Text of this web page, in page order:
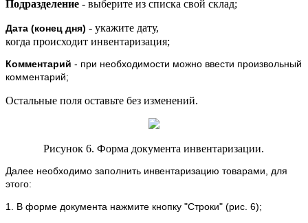
Подразделение - выберите из списка свой склад;
Дата (конец дня) - укажите дату,
когда происходит инвентаризация;
Комментарий - при необходимости можно ввести произвольный
комментарий;
Остальные поля оставьте без изменений.
Рисунок 6. Форма документа инвентаризации.
Далее необходимо заполнить инвентаризацию товарами, для
этого:
1. В форме документа нажмите кнопку "Строки" (рис. 6);